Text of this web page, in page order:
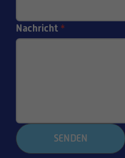
Nachricht *
SENDEN